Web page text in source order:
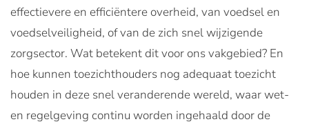
effectievere en efficiëntere overheid, van voedsel en
voedselveiligheid, of van de zich snel wijzigende
zorgsector. Wat betekent dit voor ons vakgebied? En
hoe kunnen toezichthouders nog adequaat toezicht
houden in deze snel veranderende wereld, waar wet-
en regelgeving continu worden ingehaald door de